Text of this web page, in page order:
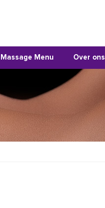
Massage Menu Over ons